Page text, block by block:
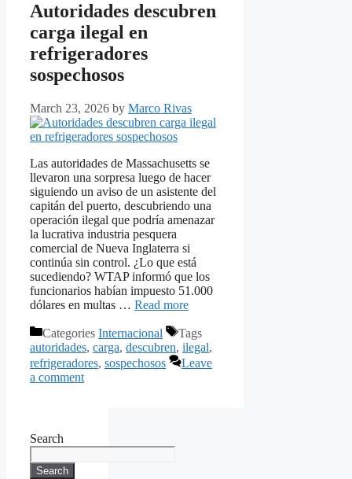
Autoridades descubren
carga ilegal en
refrigeradores
sospechosos
March 23, 2026 by Marco Rivas
Las autoridades de Massachusetts se
llevaron una sorpresa luego de hacer
siguiendo un aviso de un asistente del
capitán del puerto, descubriendo una
operación ilegal que podría amenazar
la lucrativa industria pesquera
comercial de Nueva Inglaterra si
continúa sin control. ¿Lo que está
sucediendo? WTAP informó que los
funcionarios habían impuesto 51.000
dólares en multas … Read more
Categories Internacional
Tags
autoridades, carga, descubren, ilegal,
refrigeradores, sospechosos
Leave
a comment
Search
Search